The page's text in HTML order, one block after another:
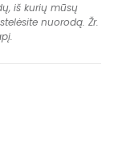
iš kurių mūsų
nuorodą. Žr.